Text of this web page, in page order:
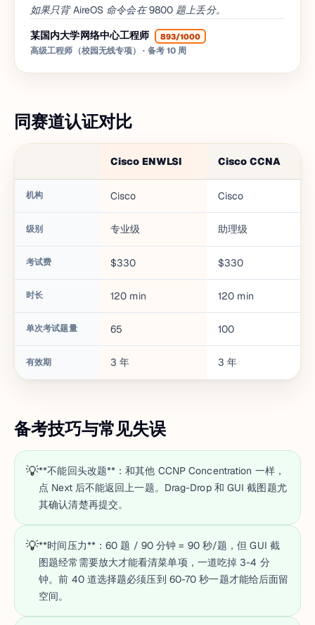
如果只背 AireOS 命令会在 9800 题上丢分。
某国内大学网络中心工程师
893/1000
高级工程师（校园无线专项） · 备考 10 周
同赛道认证对比
Cisco ENWLSI Cisco CCNA
机构 Cisco Cisco
级别 专业级 助理级
考试费 $330 $330
时长 120 min 120 min
单次考试题量 65 100
有效期 3 年 3 年
备考技巧与常见失误
💡**不能回头改题**：和其他 CCNP Concentration 一样，
点 Next 后不能返回上一题。Drag-Drop 和 GUI 截图题尤
其确认清楚再提交。
💡**时间压力**：60 题 / 90 分钟 = 90 秒/题，但 GUI 截
图题经常需要放大才能看清菜单项，一道吃掉 3-4 分
钟。前 40 道选择题必须压到 60-70 秒一题才能给后面留
空间。